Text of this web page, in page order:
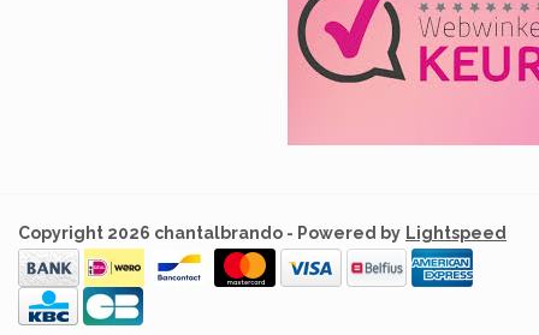
Copyright 2026 chantalbrando - Powered by Lightspeed